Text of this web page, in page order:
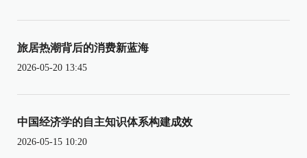
旅居热潮背后的消费新蓝海
2026-05-20 13:45
中国经济学的自主知识体系构建成效
2026-05-15 10:20